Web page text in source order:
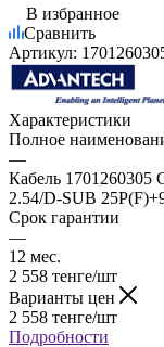
В избранное
Сравнить
Артикул:
Характеристики
Полное
—
Кабель 1701260305
2.54/D-SUB
Срок гарантии
—
12 мес.
2 558 тенге/шт
Варианты цен
2 558 тенге/шт
Подробности